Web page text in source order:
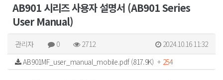
AB901 시리즈 사용자 설명서 (AB901 Series
User Manual)
관리자 0 2712
2024.10.16 11:32
AB901MF_user_manual_mobile.pdf (817.9K)+ 254